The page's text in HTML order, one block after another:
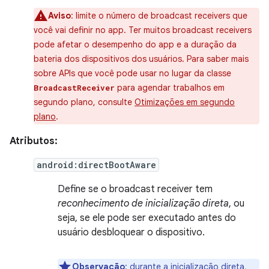
Aviso: limite o número de broadcast receivers que
você vai definir no app. Ter muitos broadcast receivers
pode afetar o desempenho do app e a duração da
bateria dos dispositivos dos usuários. Para saber mais
sobre APIs que você pode usar no lugar da classe
BroadcastReceiver para agendar trabalhos em
segundo plano, consulte Otimizações em segundo
plano.
Atributos:
android:directBootAware
Define se o broadcast receiver tem
reconhecimento de inicialização direta, ou
seja, se ele pode ser executado antes do
usuário desbloquear o dispositivo.
Observação: durante a inicialização direta,